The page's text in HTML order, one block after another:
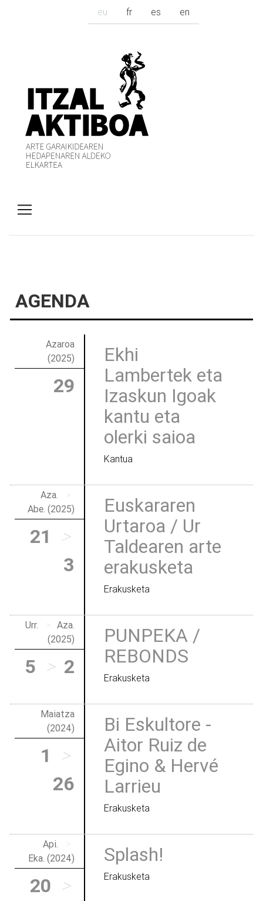
eu fr es en
AGENDA
Azaroa
(2025)
29
Ekhi
Lambertek eta
Izaskun Igoak
kantu eta
olerki saioa
Kantua
Aza.
>
Abe. (2025)
21
>
3
Euskararen
Urtaroa / Ur
Taldearen arte
erakusketa
Erakusketa
Urr. >
Aza.
(2025)
5 > 2
PUNPEKA /
REBONDS
Erakusketa
Maiatza
(2024)
1
>
26
Bi Eskultore -
Aitor Ruiz de
Egino & Hervé
Larrieu
Erakusketa
Api.
>
Eka. (2024)
20 >
Splash!
Erakusketa